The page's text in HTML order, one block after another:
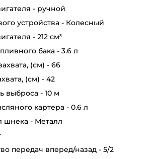
- ручной
устройства - Колесный
- 212 см³
бака - 3.6 л
(см) - 66
(см) - 42
выброса - 10 м
картера - 0.6 л
шнека - Металл
передач вперед/назад - 5/2